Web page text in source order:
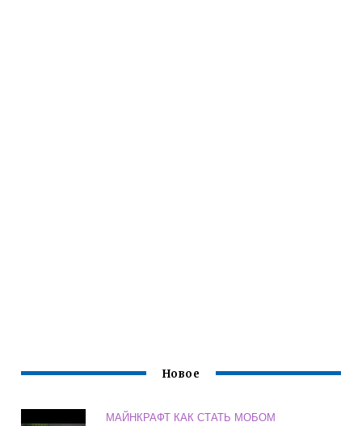
Новое
МАЙНКРАФТ КАК СТАТЬ МОБОМ